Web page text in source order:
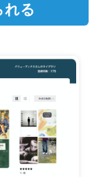
れる